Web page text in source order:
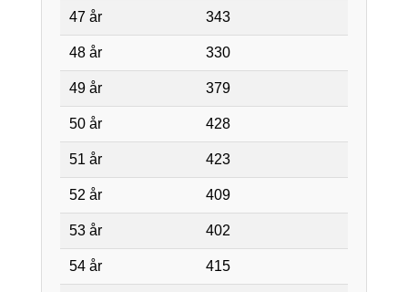
47 år 343
48 år 330
49 år 379
50 år 428
51 år 423
52 år 409
53 år 402
54 år 415